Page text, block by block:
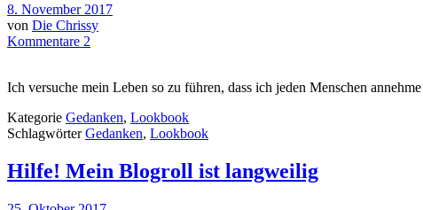
8. November 2017
von Die Chrissy
Kommentare 2
Ich versuche mein Leben so zu führen, dass ich jeden Menschen
Kategorie Gedanken, Lookbook
SchlagwörterGedanken, Lookbook
Hilfe! Mein Blogroll ist langweilig